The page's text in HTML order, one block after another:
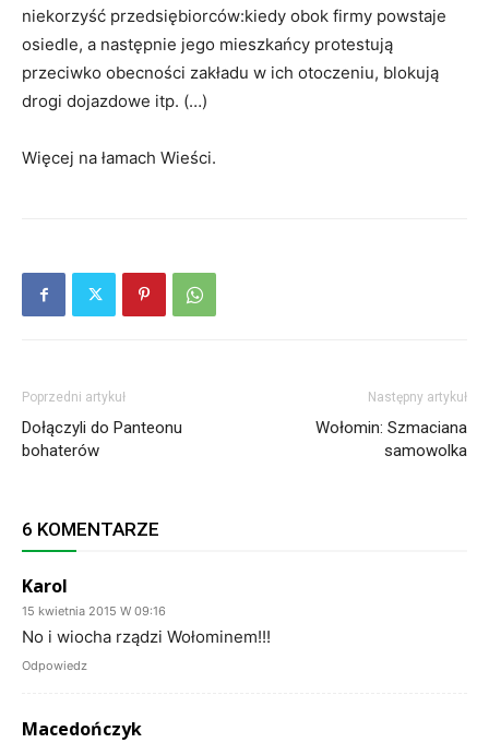
niekorzyść przedsiębiorców:kiedy obok firmy powstaje
osiedle, a następnie jego mieszkańcy protestują
przeciwko obecności zakładu w ich otoczeniu, blokują
drogi dojazdowe itp. (…)
Więcej na łamach Wieści.
Poprzedni artykuł
Dołączyli do Panteonu
bohaterów
Następny artykuł
Wołomin: Szmaciana
samowolka
6 KOMENTARZE
Karol
15 kwietnia 2015 W 09:16
No i wiocha rządzi Wołominem!!!
Odpowiedz
Macedończyk